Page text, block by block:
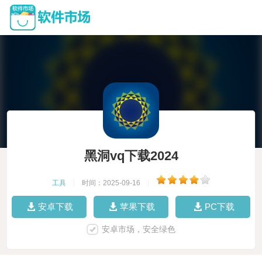
黑洞vq下载2024
工具 时间：2025-09-16
安卓下载 苹果下载 PC下载
安卓市场，安全绿色